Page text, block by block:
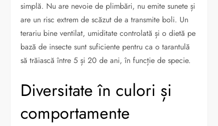
simplă. Nu are nevoie de plimbări, nu emite sunete și
are un risc extrem de scăzut de a transmite boli. Un
terariu bine ventilat, umiditate controlată și o dietă pe
bază de insecte sunt suficiente pentru ca o tarantulă
să trăiască între 5 și 20 de ani, în funcție de specie.
Diversitate în culori și
comportamente